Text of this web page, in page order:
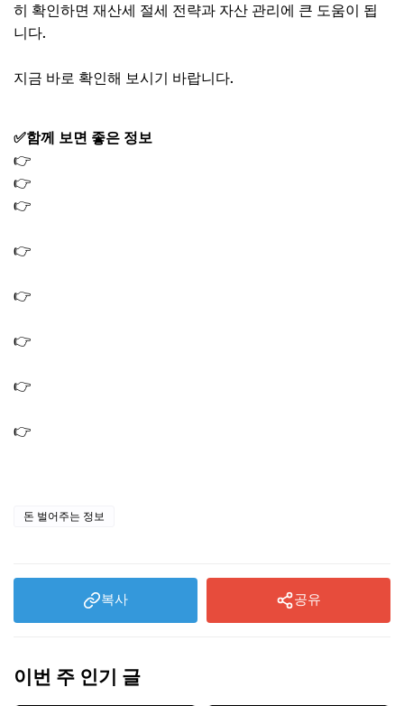
히 확인하면 재산세 절세 전략과 자산 관리에 큰 도움이 됩
니다.
지금 바로 확인해 보시기 바랍니다.
✅함께 보면 좋은 정보
👉
👉
👉
👉
👉
👉
👉
👉
돈 벌어주는 정보
복사 공유
이번 주 인기 글